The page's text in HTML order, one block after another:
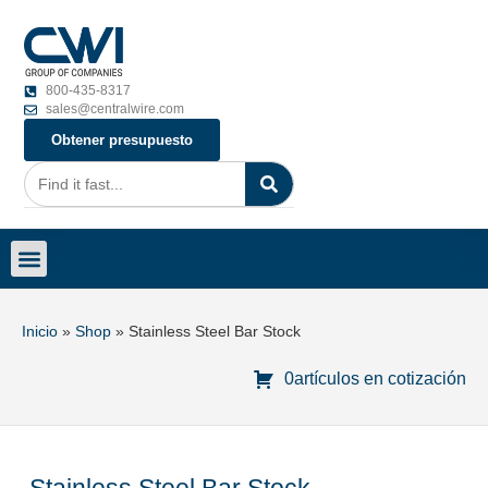
800-435-8317
sales@centralwire.com
Obtener presupuesto
Inicio » Shop » Stainless Steel Bar Stock
0artículos en cotización